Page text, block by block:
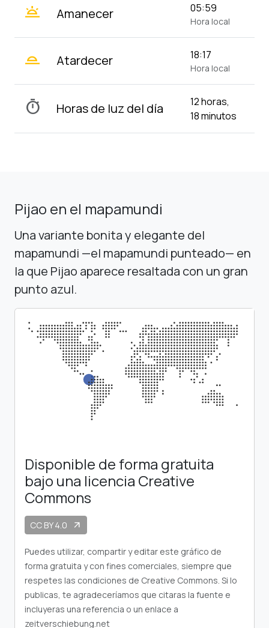
wb_twilight Amanecer 05:59
Hora local
wb_twilight_2 Atardecer 18:17
Hora local
timer Horas de luz del día
12 horas,
18 minutos
Pijao en el mapamundi
Una variante bonita y elegante del
mapamundi —el mapamundi punteado— en
la que Pijao aparece resaltada con un gran
punto azul.
Disponible de forma gratuita
bajo una licencia Creative
Commons
CC BY 4.0 arrow_outward
Puedes utilizar, compartir y editar este gráfico de
forma gratuita y con fines comerciales, siempre que
respetes las condiciones de Creative Commons. Si lo
publicas, te agradeceríamos que citaras la fuente e
incluyeras una referencia o un enlace a
zeitverschiebung.net